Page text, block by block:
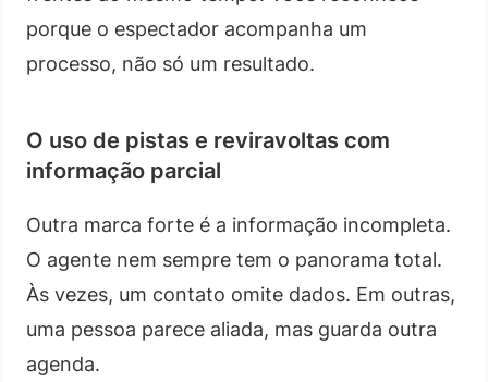
porque o espectador acompanha um
processo, não só um resultado.
O uso de pistas e reviravoltas com
informação parcial
Outra marca forte é a informação incompleta.
O agente nem sempre tem o panorama total.
Às vezes, um contato omite dados. Em outras,
uma pessoa parece aliada, mas guarda outra
agenda.